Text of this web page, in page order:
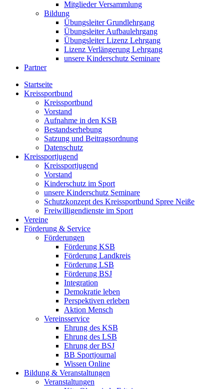
Mitglieder Versammlung
Bildung
Übungsleiter Grundlehrgang
Übungsleiter Aufbaulehrgang
Übungsleiter Lizenz Lehrgang
Lizenz Verlängerung Lehrgang
unsere Kinderschutz Seminare
Partner
Startseite
Kreissportbund
Kreissportbund
Vorstand
Aufnahme in den KSB
Bestandserhebung
Satzung und Beitragsordnung
Datenschutz
Kreissportjugend
Kreissportjugend
Vorstand
Kinderschutz im Sport
unsere Kinderschutz Seminare
Schutzkonzept des Kreissportbund Spree Neiße
Freiwilligendienste im Sport
Vereine
Förderung & Service
Förderungen
Förderung KSB
Förderung Landkreis
Förderung LSB
Förderung BSJ
Integration
Demokratie leben
Perspektiven erleben
Aktion Mensch
Vereinsservice
Ehrung des KSB
Ehrung des LSB
Ehrung der BSJ
BB Sportjournal
Wissen Online
Bildung & Veranstaltungen
Veranstaltungen